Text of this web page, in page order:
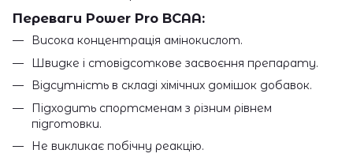
Переваги Power Pro BCAA:
Висока концентрація амінокислот.
Швидке і стовідсоткове засвоєння препарату.
Відсутність в складі хімічних домішок добавок.
Підходить спортсменам з різним рівнем
підготовки.
Не викликає побічну реакцію.